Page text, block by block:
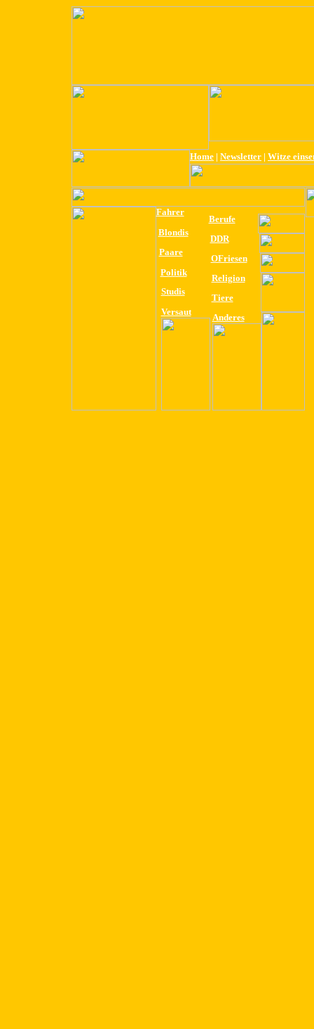
Home | Newsletter | Witze
Fahrer
Berufe
Blondis
DDR
Paare
OFriesen
Politik
Religion
Studis
Tiere
Versaut
Anderes